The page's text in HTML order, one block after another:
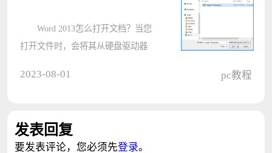
Word 2013怎么打开文档？当您
打开文件时，会将其从硬盘驱动器
其他类????
2023-08-01 pc教程
发表回复
要发表评论，您必须先登录。